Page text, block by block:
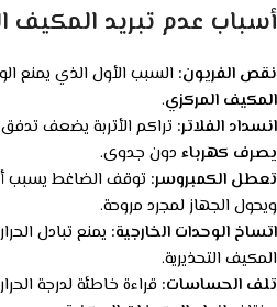
أسباب عدم تبريد المكيف
نقص الفريون: السبب الأول الذي يمنع
المكيف المركزي.
انسداد الفلاتر: تراكم الأتربة يضعف
يصرف كهرباء دون جدوى.
تعطل الكمبروسر: توقف الضاغط يسبب
ويحول الجهاز لمجرد مروحة.
اتساخ الوحدات الخارجية: يمنع تبادل
المكيف التحذيرية.
تلف الحساسات: قراءة خاطئة لدرجة